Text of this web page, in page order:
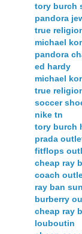
tory burch
pandora
true
michael
pandora
ed hardy
michael
true
soccer
nike tn
tory burch
prada
fitflops
cheap ray
coach
ray ban
burberry
cheap ray
louboutin